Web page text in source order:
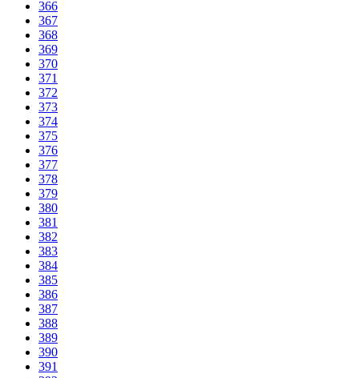
366
367
368
369
370
371
372
373
374
375
376
377
378
379
380
381
382
383
384
385
386
387
388
389
390
391